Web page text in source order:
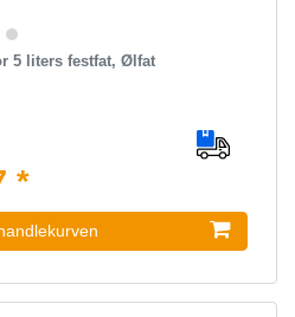
5 liters festfat, Ølfat
*